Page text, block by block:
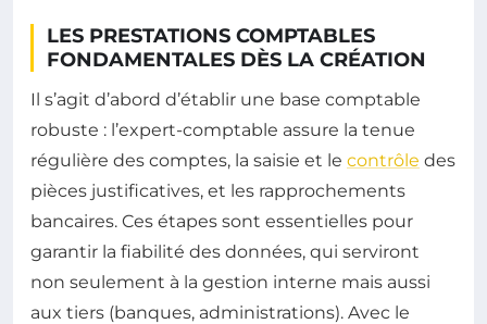
LES PRESTATIONS COMPTABLES
FONDAMENTALES DÈS LA CRÉATION
Il s’agit d’abord d’établir une base comptable
robuste : l’expert-comptable assure la tenue
régulière des comptes, la saisie et le contrôle des
pièces justificatives, et les rapprochements
bancaires. Ces étapes sont essentielles pour
garantir la fiabilité des données, qui serviront
non seulement à la gestion interne mais aussi
aux tiers (banques, administrations). Avec le